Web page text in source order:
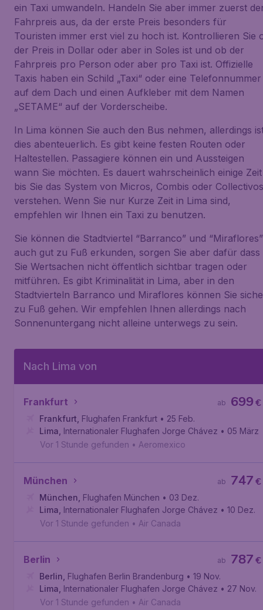
ein Taxi umwandeln. Handeln Sie aber immer zuerst
Fahrpreis aus, da der erste Preis besonders für
Touristen immer erst viel zu hoch ist. Kontrollieren Sie
der Preis in Dollar oder aber in Soles ist und ob der
Fahrpreis pro Person oder aber pro Taxi ist. Offizielle
Taxis haben ein Schild „Taxi“ oder eine Telefonnummer
auf dem Dach und einen Aufkleber mit dem Namen
„SETAME“ auf der Vorderscheibe.
In Lima können Sie auch den Bus nehmen, allerdings
dies abenteuerlich. Es gibt keine festen Routen oder
Haltestellen. Passagiere können ein und Aussteigen
wann Sie möchten. Es dauert wahrscheinlich einige Zeit
bis Sie das System von Micros, Combis oder Collectivos
verstehen. Wenn Sie nur Kurze Zeit in Lima sind,
empfehlen wir Ihnen ein Taxi zu benutzen.
Sie können die Stadtviertel “Barranco” und “Miraflores”
auch gut zu Fuß erkunden, sorgen Sie aber dafür dass
Sie Wertsachen nicht öffentlich sichtbar tragen oder
mitführen. Es gibt Kriminalität in Lima, aber in den
Stadtvierteln Barranco und Miraflores können Sie
zu Fuß gehen. Wir empfehlen Ihnen allerdings nach
Sonnenuntergang nicht alleine unterwegs zu sein.
Nach Lima von
Frankfurt €
699
ab
Frankfurt Flughafen Frankfurt • 25 Feb.
Lima Internationaler Flughafen Jorge Chávez • 05 März
Vor 1 Stunde gefunden • Aeromexico
München €
747
ab
München Flughafen München • 03 Dez.
Lima Internationaler Flughafen Jorge Chávez • 10 Dez.
Vor 1 Stunde gefunden • Air Canada
Berlin €
787
ab
Berlin Flughafen Berlin Brandenburg • 19 Nov.
Lima Internationaler Flughafen Jorge Chávez • 27 Nov.
Vor 1 Stunde gefunden • Air Canada